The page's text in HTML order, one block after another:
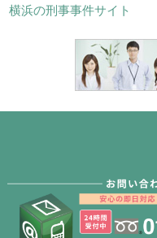
横浜の刑事事件サイト